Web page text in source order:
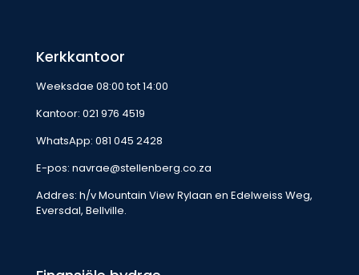
Kerkkantoor
Weeksdae 08:00 tot 14:00
Kantoor: 021 976 4519
WhatsApp: 081 045 2428
E-pos: navrae@stellenberg.co.za
Addres: h/v Mountain View Rylaan en Edelweiss Weg,
Eversdal, Bellville.